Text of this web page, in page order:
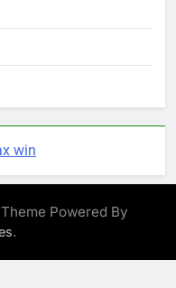
win
Powered By
.